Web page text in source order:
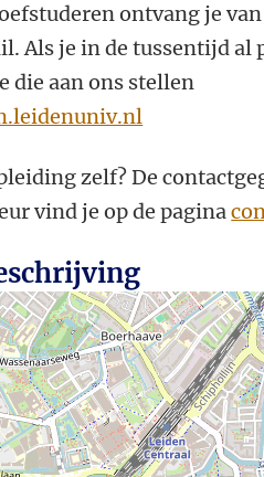
ontvang je
Als je in de tussentijd
die aan ons stellen
zelf? De
vind je op de pagina